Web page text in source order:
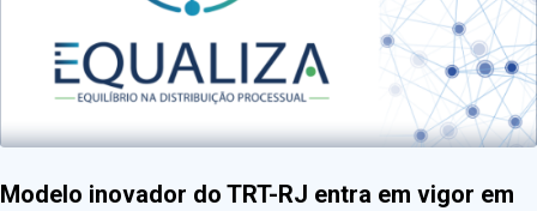
Modelo inovador do TRT-RJ entra em vigor em